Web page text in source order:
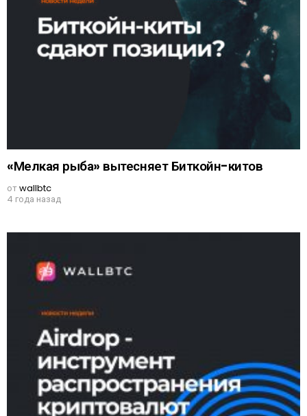
«Мелкая рыба» вытесняет Биткойн-китов
отwallbtc
4 года назад